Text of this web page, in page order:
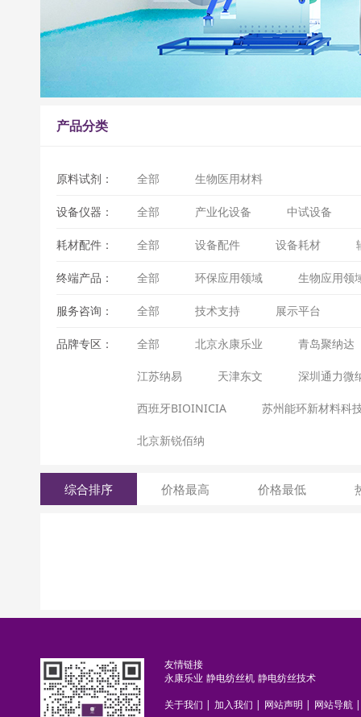
产品分类
原料试剂： 全部 生物医用材料
设备仪器： 全部 产业化设备 中试设备
耗材配件： 全部 设备配件 设备耗材
终端产品： 全部 环保应用领域 生物应用领
服务咨询： 全部 技术支持 展示平台
品牌专区： 全部 北京永康乐业 青岛聚纳达
江苏纳易 天津东文 深圳通力微
西班牙BIOINICIA 苏州能环新材料科
北京新锐佰纳
综合排序 价格最高 价格最低
友情链接
永康乐业 静电纺丝机 静电纺丝技术
关于我们 | 加入我们 | 网站声明 | 网站导航 |